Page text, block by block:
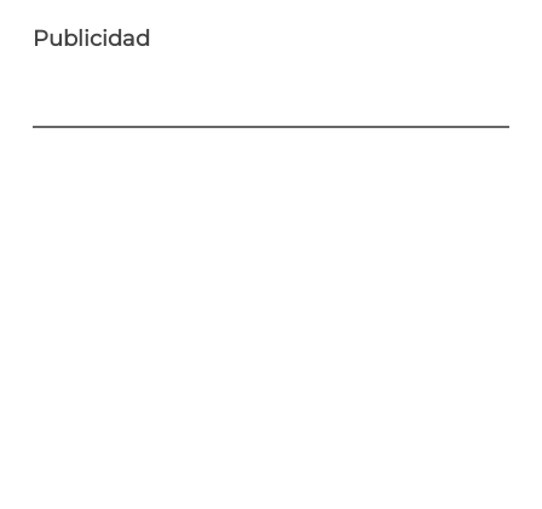
Publicidad